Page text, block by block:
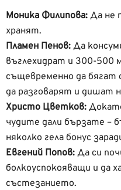
Моника Филипова: Да не
хранят.
Пламен Пенов: Да
въглехидрат и 300-500
същевременно да бягат
да разговарят и дишат
Христо Цветков:
чудите дали бързате –
няколко гела бонус
Евгений Попов: Да си
болкоуспокояващи и да
състезанието.